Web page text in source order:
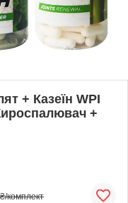
+ Казеїн WPI
+
комплект